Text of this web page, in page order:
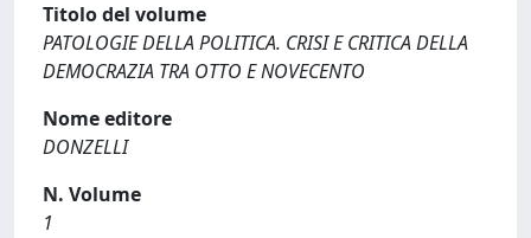
Titolo del volume
PATOLOGIE DELLA POLITICA. CRISI E CRITICA DELLA
DEMOCRAZIA TRA OTTO E NOVECENTO
Nome editore
DONZELLI
N. Volume
1